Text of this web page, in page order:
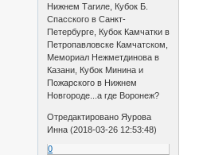
Нижнем Тагиле, Кубок Б.
Спасского в Санкт-
Петербурге, Кубок Камчатки в
Петропавловске Камчатском,
Мемориал Нежметдинова в
Казани, Кубок Минина и
Пожарского в Нижнем
Новгороде...а где Воронеж?
Отредактировано Яурова
Инна (2018-03-26 12:53:48)
0